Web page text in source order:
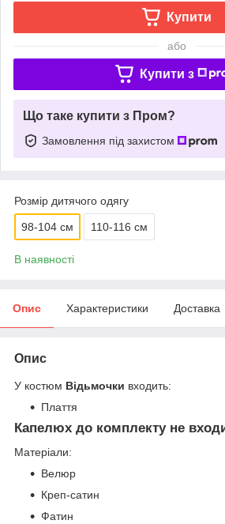
Купити
або
Купити з
Що таке купити з Пром?
Замовлення під захистом
Розмір дитячого одягу
98-104 см 110-116 см
В наявності
Опис Характеристики Доставка
Опис
У костюм Відьмочки входить:
Плаття
Капелюх до комплекту не
Матеріали:
Велюр
Креп-сатин
Фатин